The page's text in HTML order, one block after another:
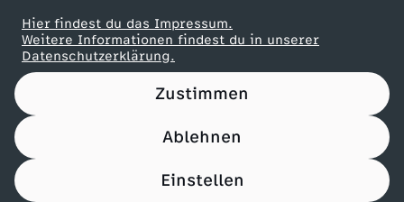
Hier findest du das Impressum.
Weitere Informationen findest du in unserer
Datenschutzerklärung.
Zustimmen
Ablehnen
Einstellen
Herunterladen
61 KB (PDF)
110 KB (PDF)